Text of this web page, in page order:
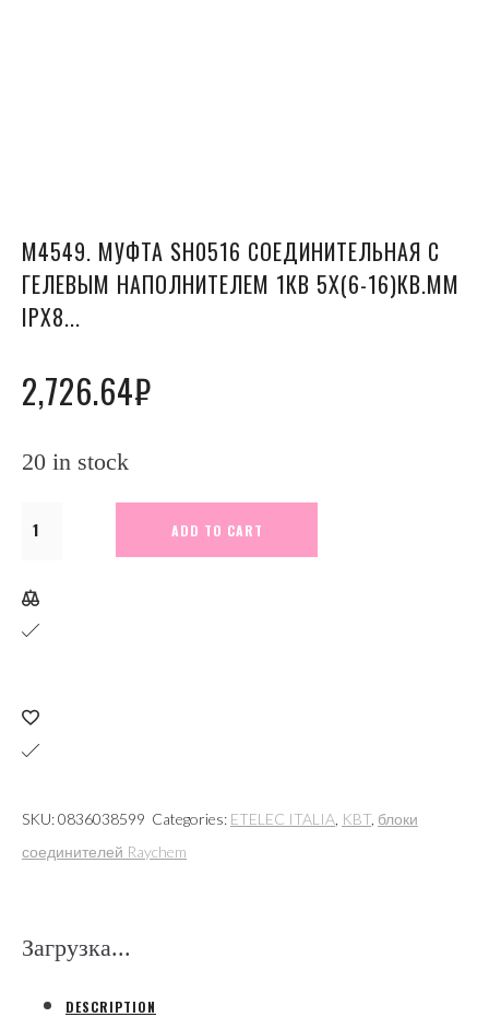
М4549. МУФТА SH0516 СОЕДИНИТЕЛЬНАЯ С
ГЕЛЕВЫМ НАПОЛНИТЕЛЕМ 1КВ 5Х(6-16)КВ.ММ
IPX8...
2,726.64₽
20 in stock
М4549.
SH0516
наполнителем
1кВ
16)кв.мм
IPX8
quantity
ADD TO CART
SKU:0836038599 Categories: ETELEC ITALIA KBT блоки
соединителей Raychem
Загрузка...
DESCRIPTION